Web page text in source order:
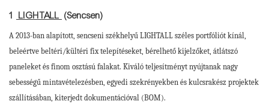
1 LIGHTALL (Sencsen)
A 2013-ban alapított, sencseni székhelyű LIGHTALL széles portfóliót kínál,
beleértve beltéri/kültéri fix telepítéseket, bérelhető kijelzőket, átlátszó
paneleket és finom osztású falakat. Kiváló teljesítményt nyújtanak nagy
sebességű mintavételezésben, egyedi szekrényekben és kulcsrakész projektek
szállításában, kiterjedt dokumentációval (BOM).